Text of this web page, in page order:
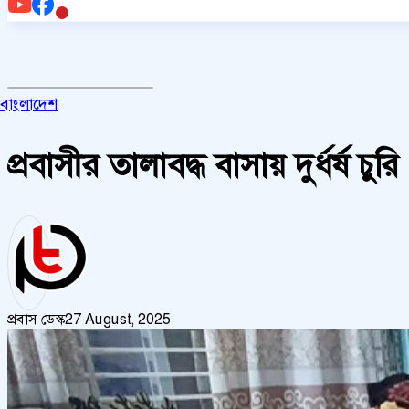
বাংলাদেশ
প্রবাসীর তালাবদ্ধ বাসায় দুর্ধর্ষ চুরি
প্রবাস ডেস্ক27 August, 2025